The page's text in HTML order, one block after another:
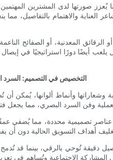
يُعزز صورتها لدى المشترين
والاهتمام بالتفاصيل، مما
المعدنية، أو الصفائح
يلعب أيضًا دورًا استراتيجيًا في
التخصيص في التصميم: السرد
وأنماط ألوانها، يُمكن أن
عناصر تصميمية محددة، مما يُضفي
دقيقة تُوحي بالرقي، بينما قد تُدمج